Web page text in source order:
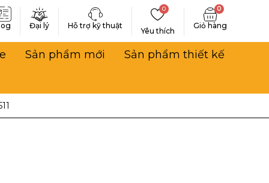
Đại lý Hỗ trợ kỹ thuật
Yêu thích
0 0
Sản phẩm mới
Sản phẩm thiết kế